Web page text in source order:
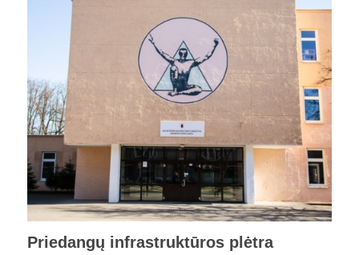
Priedangų infrastruktūros plėtra